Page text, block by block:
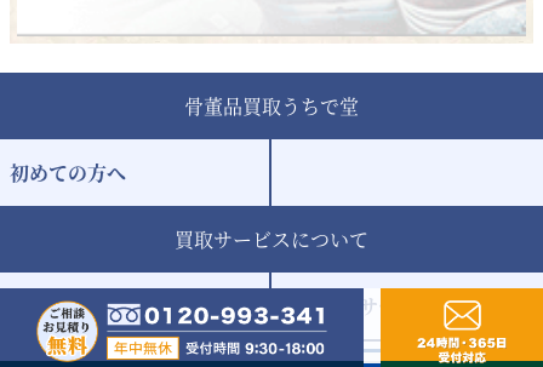
骨董品買取うちで堂
初めての方へ
買取サービスについて
出張買取サービス 遺品買取サービス